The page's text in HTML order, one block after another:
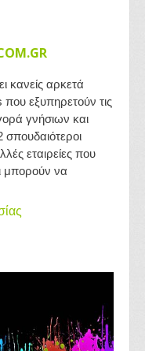
κανείς αρκετά
εξυπηρετούν τις
γνήσιων και
εταιρείες που
μπορούν να